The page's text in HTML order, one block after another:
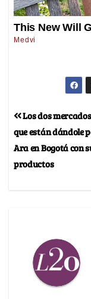
Los dos
que están dándole
Ara en Bogotá con
productos